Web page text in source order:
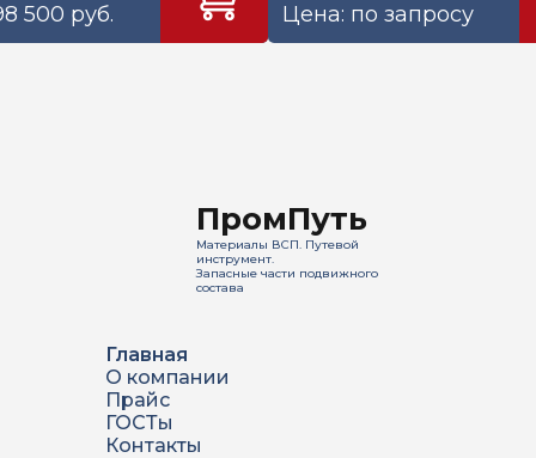
500 руб. Цена: по запросу
ПромПуть
Материалы ВСП. Путевой
инструмент.
Запасные части подвижного
состава
Главная
О компании
Прайс
ГОСТы
Контакты